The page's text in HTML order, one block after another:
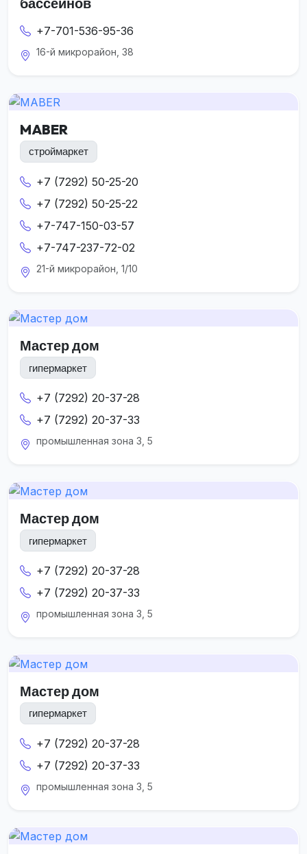
+7-701-536-95-36
16-й микрорайон, 38
MABER
строймаркет
+7 (7292) 50-25-20
+7 (7292) 50-25-22
+7-747-150-03-57
+7-747-237-72-02
21-й микрорайон, 1/10
Мастер дом
гипермаркет
+7 (7292) 20-37-28
+7 (7292) 20-37-33
промышленная зона 3, 5
Мастер дом
гипермаркет
+7 (7292) 20-37-28
+7 (7292) 20-37-33
промышленная зона 3, 5
Мастер дом
гипермаркет
+7 (7292) 20-37-28
+7 (7292) 20-37-33
промышленная зона 3, 5